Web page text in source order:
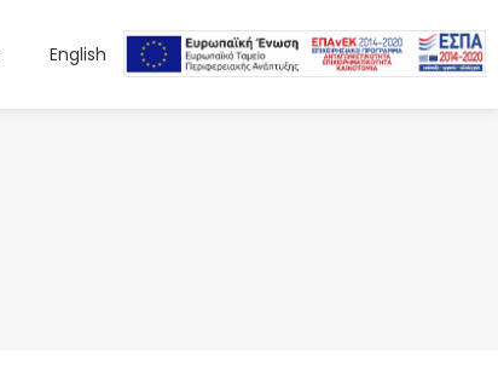
English